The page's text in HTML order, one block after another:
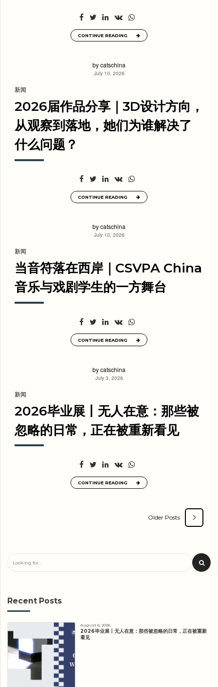
CONTINUE READING
by catschina
July 10, 2026
新闻
2026届作品分享｜3D设计方向，
从观察到落地，她们为谁解决了
什么问题？
CONTINUE READING
by catschina
July 10, 2026
新闻
当音符落在西岸｜CSVPA China
音乐与戏剧学生的一方舞台
CONTINUE READING
by catschina
July 3, 2026
新闻
2026毕业展丨无人在意：那些被
忽略的日常，正在被重新看见
CONTINUE READING
Older Posts
Recent Posts
August 6, 2026
2026毕业展丨无人在意：那些被忽略的日常，正在被重新
看见